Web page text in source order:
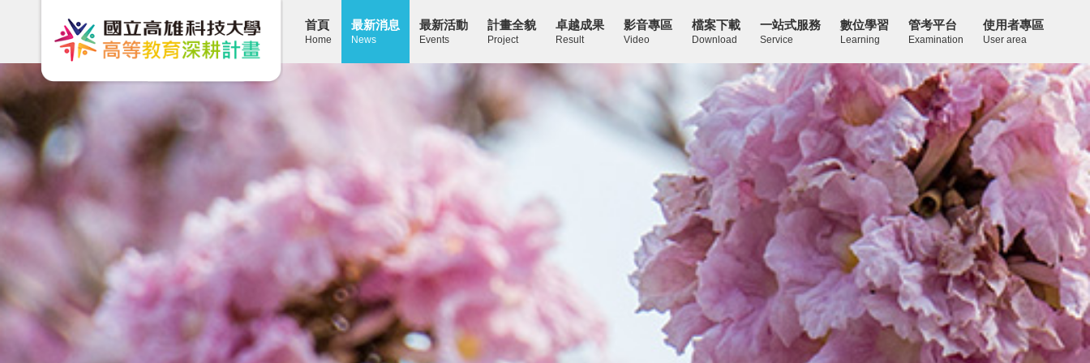
首頁
Home
最新消息
News
最新活動
Events
計畫全貌
Project
卓越成果
Result
影音專區
Video
檔案下載
Download
一站式服務
Service
數位學習
Learning
管考平台
Examination
使用者專區
User area